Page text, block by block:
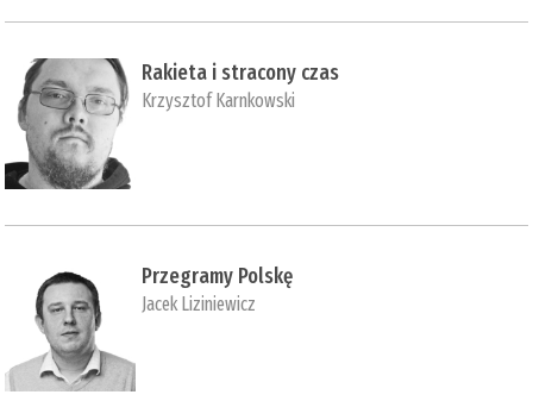
Rakieta i stracony czas
Krzysztof Karnkowski
Przegramy Polskę
Jacek Liziniewicz